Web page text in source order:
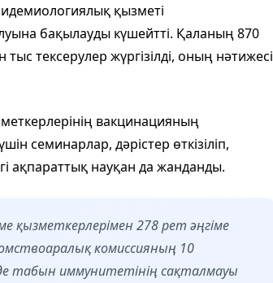
қызметі
бақылауды күшейтті. Қаланың 870
тексерулер жүргізілді, оның нәтижесі
вакцинацияның
семинарлар, дәрістер өткізіліп,
ақпараттық науқан да жанданды.
қызметкерлерімен 278 рет әңгіме
комиссияның 10
табын иммунитетінің сақталмауы